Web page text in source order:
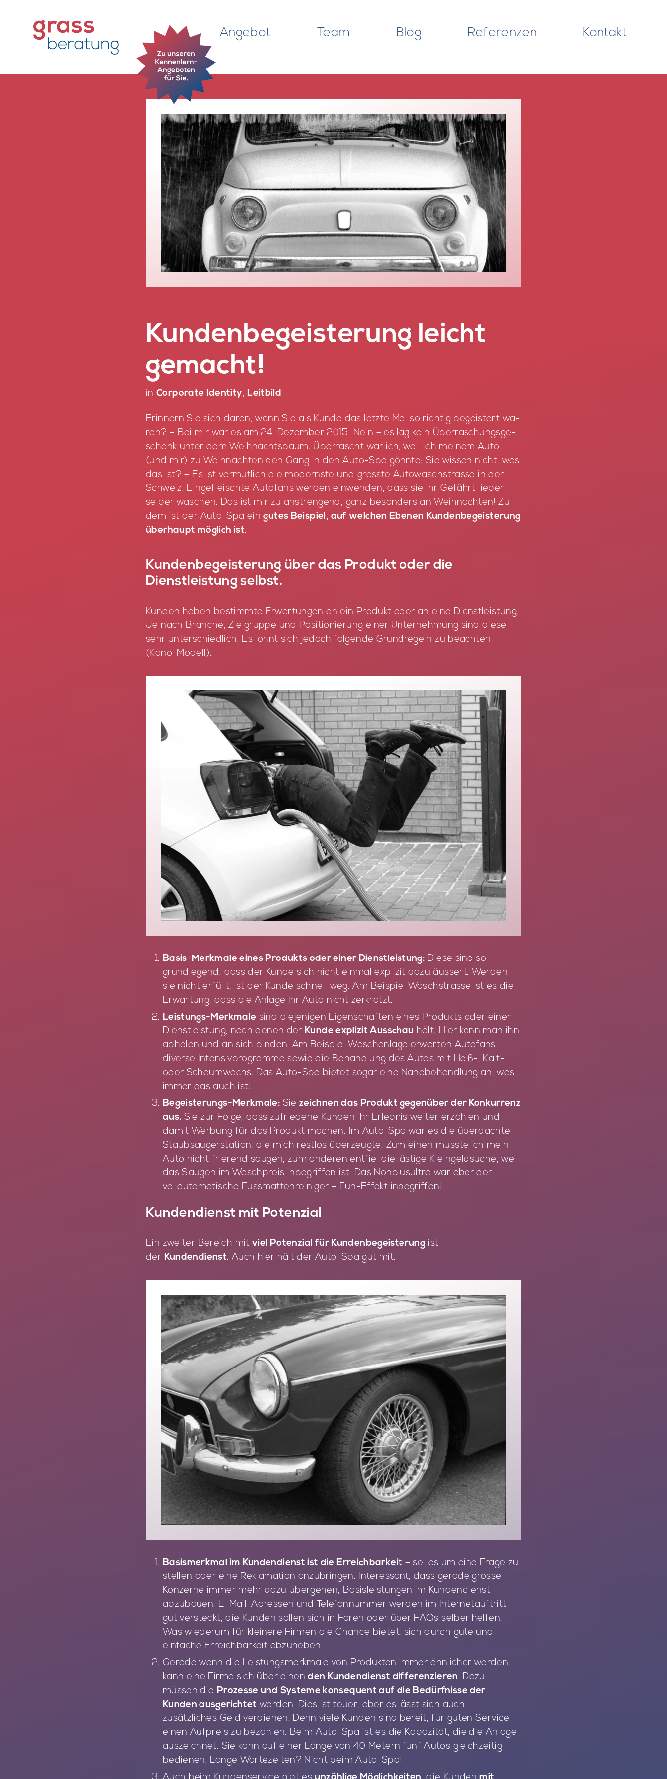
Angebot Team Blog Referenzen Kontakt
Kun­den­be­geis­te­rung leicht
ge­macht!
inCorporate Identity, Leitbild
Er­in­nern Sie sich dar­an, wann Sie als Kun­de das letz­te Mal so rich­tig be­geis­tert wa­
ren? – Bei mir war es am 24. De­zem­ber 2015. Nein – es lag kein Über­ra­schungs­ge­
schenk un­ter dem Weih­nachts­baum. Über­rascht war ich, weil ich mei­nem Auto
(und mir) zu Weih­nach­ten den Gang in den Auto-Spa gönn­te: Sie wis­sen nicht, was
das ist? – Es ist ver­mut­lich die mo­derns­te und gröss­te Au­to­wasch­stras­se in der
Schweiz. Ein­ge­fleisch­te Au­to­fans wer­den ein­wen­den, dass sie ihr Ge­fährt lie­ber
sel­ber wa­schen. Das ist mir zu an­stren­gend, ganz be­son­ders an Weih­nach­ten! Zu­
dem ist der Auto-Spa eingutes Beispiel, auf welchen Ebenen Kundenbegeisterung
überhaupt möglich ist.
Kundenbegeisterung über das Produkt oder die
Dienstleistung selbst.
Kun­den ha­ben be­stimm­te Er­war­tun­gen an ein Pro­dukt oder an eine Dienst­leis­tung.
Je nach Bran­che, Ziel­grup­pe und Po­si­tio­nie­rung ei­ner Un­ter­neh­mung sind die­se
sehr un­ter­schied­lich. Es lohnt sich je­doch fol­gen­de Grund­re­geln zu be­ach­ten
(Kano-Mo­dell).
Basis-Merkmale eines Produkts oder einer Dienstleistung: Diese sind so
grundlegend, dass der Kunde sich nicht einmal explizit dazu äussert. Werden
sie nicht erfüllt, ist der Kunde schnell weg. Am Beispiel Waschstrasse ist es die
Erwartung, dass die Anlage Ihr Auto nicht zerkratzt.
Leistungs-Merkmale sind diejenigen Eigenschaften eines Produkts oder einer
Dienstleistung, nach denen der Kunde explizit Ausschau hält. Hier kann man ihn
abholen und an sich binden. Am Beispiel Waschanlage erwarten Autofans
diverse Intensivprogramme sowie die Behandlung des Autos mit Heiß-, Kalt-
oder Schaumwachs. Das Auto-Spa bietet sogar eine Nanobehandlung an, was
immer das auch ist!
Begeisterungs-Merkmale: Sie zeichnen das Produkt gegenüber der Konkurrenz
aus. Sie zur Folge, dass zufriedene Kunden ihr Erlebnis weiter erzählen und
damit Werbung für das Produkt machen. Im Auto-Spa war es die überdachte
Staubsaugerstation, die mich restlos überzeugte. Zum einen musste ich mein
Auto nicht frierend saugen, zum anderen entfiel die lästige Kleingeldsuche, weil
das Saugen im Waschpreis inbegriffen ist. Das Nonplusultra war aber der
vollautomatische Fussmattenreiniger – Fun-Effekt inbegriffen!
Kundendienst mit Potenzial
Ein zwei­ter Be­reich mitviel Potenzial für Kundenbegeisterung ist
der Kundendienst. Auch hier hält der Auto-Spa gut mit.
Basismerkmal im Kundendienst ist die Erreichbarkeit – sei es um eine Frage zu
stellen oder eine Reklamation anzubringen. Interessant, dass gerade grosse
Konzerne immer mehr dazu übergehen, Basisleistungen im Kundendienst
abzubauen. E-Mail-Adressen und Telefonnummer werden im Internetauftritt
gut versteckt, die Kunden sollen sich in Foren oder über FAQs selber helfen.
Was wiederum für kleinere Firmen die Chance bietet, sich durch gute und
einfache Erreichbarkeit abzuheben.
Gerade wenn die Leistungsmerkmale von Produkten immer ähnlicher werden,
kann eine Firma sich über einenden Kundendienst differenzieren. Dazu
müssen die Prozesse und Systeme konsequent auf die Bedürfnisse der
Kunden ausgerichtet werden. Dies ist teuer, aber es lässt sich auch
zusätzliches Geld verdienen. Denn viele Kunden sind bereit, für guten Service
einen Aufpreis zu bezahlen. Beim Auto-Spa ist es die Kapazität, die die Anlage
auszeichnet. Sie kann auf einer Länge von 40 Metern fünf Autos gleichzeitig
bedienen. Lange Wartezeiten? Nicht beim Auto-Spa!